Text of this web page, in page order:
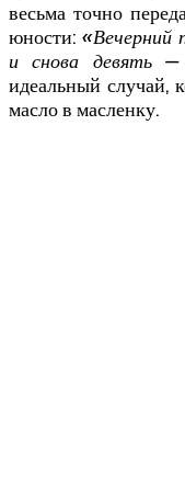
весьма точно
юности:«Вечерний
и снова девять
идеальный случай,
масло в масленку.